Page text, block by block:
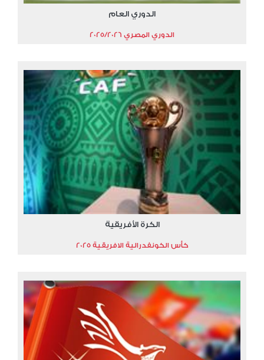
الدوري العام
الدوري المصري 2025/2026
الكرة الأفريقية
كأس الكونفدرالية الافريقية 2025